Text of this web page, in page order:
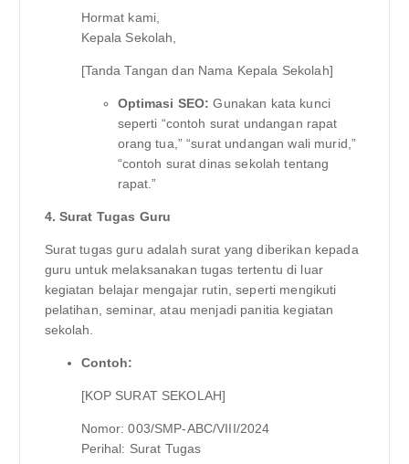
Hormat kami,
Kepala Sekolah,
[Tanda Tangan dan Nama Kepala Sekolah]
Optimasi SEO: Gunakan kata kunci
seperti “contoh surat undangan rapat
orang tua,” “surat undangan wali murid,”
“contoh surat dinas sekolah tentang
rapat.”
4. Surat Tugas Guru
Surat tugas guru adalah surat yang diberikan kepada
guru untuk melaksanakan tugas tertentu di luar
kegiatan belajar mengajar rutin, seperti mengikuti
pelatihan, seminar, atau menjadi panitia kegiatan
sekolah.
Contoh:
[KOP SURAT SEKOLAH]
Nomor: 003/SMP-ABC/VIII/2024
Perihal: Surat Tugas